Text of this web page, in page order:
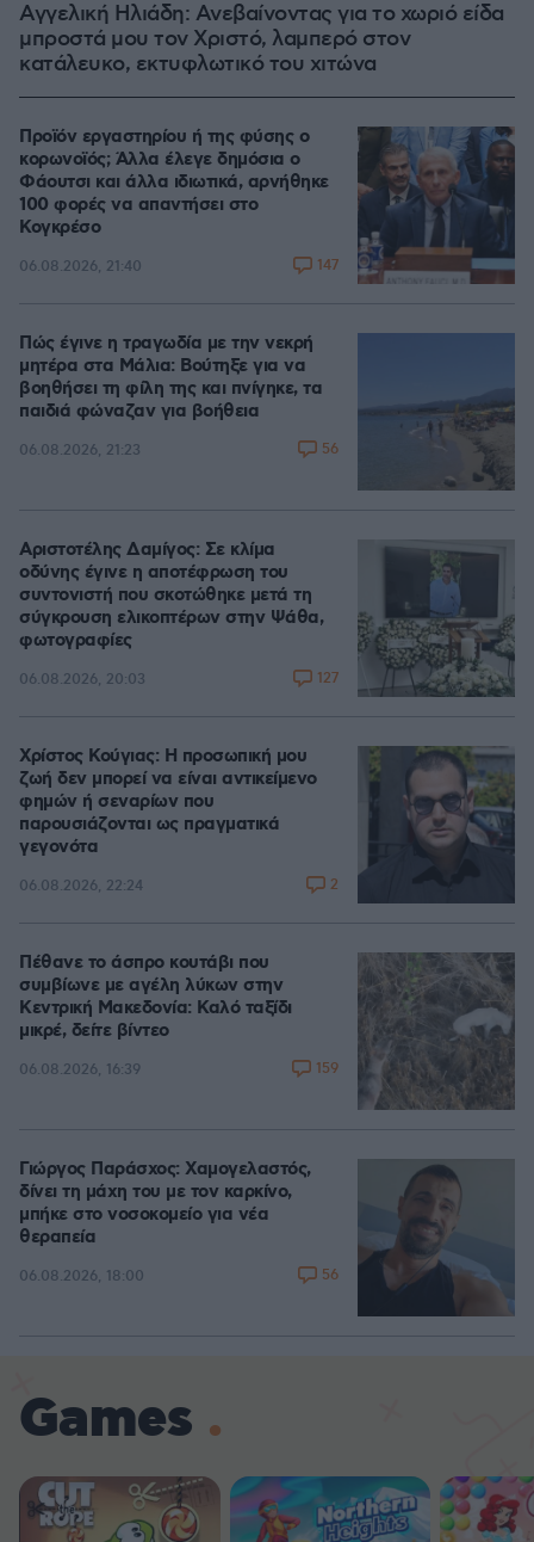
Αγγελική Ηλιάδη: Ανεβαίνοντας για το χωριό είδα
μπροστά μου τον Χριστό, λαμπερό στον
κατάλευκο, εκτυφλωτικό του χιτώνα
Προϊόν εργαστηρίου ή της φύσης ο
κορωνοϊός; Άλλα έλεγε δημόσια ο
Φάουτσι και άλλα ιδιωτικά, αρνήθηκε
100 φορές να απαντήσει στο
Κογκρέσο
06.08.2026, 21:40 147
Πώς έγινε η τραγωδία με την νεκρή
μητέρα στα Μάλια: Βούτηξε για να
βοηθήσει τη φίλη της και πνίγηκε, τα
παιδιά φώναζαν για βοήθεια
06.08.2026, 21:23 56
Αριστοτέλης Δαμίγος: Σε κλίμα
οδύνης έγινε η αποτέφρωση του
συντονιστή που σκοτώθηκε μετά τη
σύγκρουση ελικοπτέρων στην Ψάθα,
φωτογραφίες
06.08.2026, 20:03 127
Χρίστος Κούγιας: Η προσωπική μου
ζωή δεν μπορεί να είναι αντικείμενο
φημών ή σεναρίων που
παρουσιάζονται ως πραγματικά
γεγονότα
06.08.2026, 22:24 2
Πέθανε το άσπρο κουτάβι που
συμβίωνε με αγέλη λύκων στην
Κεντρική Μακεδονία: Καλό ταξίδι
μικρέ, δείτε βίντεο
06.08.2026, 16:39 159
Γιώργος Παράσχος: Χαμογελαστός,
δίνει τη μάχη του με τον καρκίνο,
μπήκε στο νοσοκομείο για νέα
θεραπεία
06.08.2026, 18:00 56
Games